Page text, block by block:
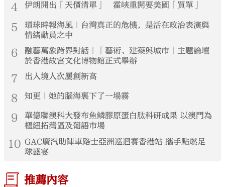
4 伊朗開出「天價清單」 霍峽重開要美國「買單」
5
環球時報海風｜台灣真正的危機，是活在政治表演與
情緒動員之中
6
融藝萬象跨界對話｜「藝術、建築與城市」主題論壇
於香港故宮文化博物館正式舉辦
7 出入境人次屢創新高
8 知更｜她的腦海裏下了一場霧
9
華億聯澳科大發布魚鱗膠原蛋白肽科研成果 以澳門為
樞紐拓灣區及葡語市場
10 GAC廣汽助陣車路士亞洲巡迴賽香港站 攜手點燃足
球盛宴
推薦內容